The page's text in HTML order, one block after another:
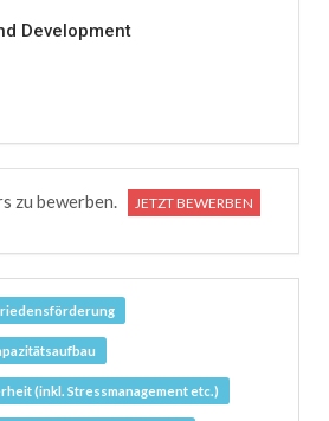
Development
zu bewerben. JETZT BEWERBEN
(inkl. Stressmanagement etc.)